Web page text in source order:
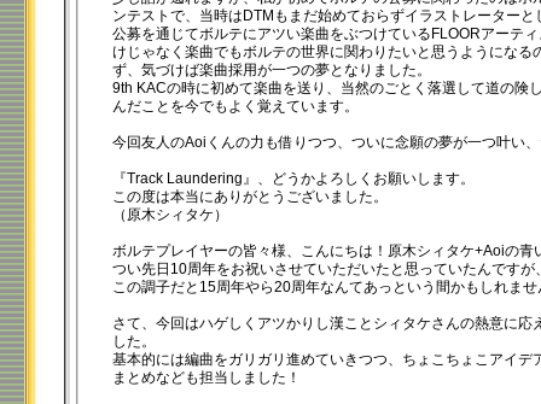
ンテストで、当時はDTMもまだ始めておらずイラストレーター
公募を通じてボルテにアツい楽曲をぶつけているFLOORアーテ
けじゃなく楽曲でもボルテの世界に関わりたいと思うようになる
ず、気づけば楽曲採用が一つの夢となりました。
9th KACの時に初めて楽曲を送り、当然のごとく落選して道の険
んだことを今でもよく覚えています。
今回友人のAoiくんの力も借りつつ、ついに念願の夢が一つ叶い
『Track Laundering』、どうかよろしくお願いします。
この度は本当にありがとうございました。
（原木シィタケ）
ボルテプレイヤーの皆々様、こんにちは！原木シィタケ+Aoiの青
つい先日10周年をお祝いさせていただいたと思っていたんです
この調子だと15周年やら20周年なんてあっという間かもしれませ
さて、今回はハゲしくアツかりし漢ことシィタケさんの熱意に応
した。
基本的には編曲をガリガリ進めていきつつ、ちょこちょこアイデ
まとめなども担当しました！